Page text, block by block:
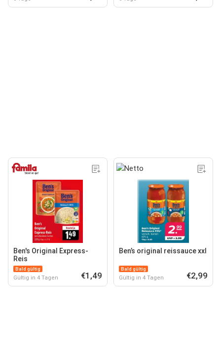
Ben's Original Express-
Reis
Bald gültig
Gültig in 4 Tagen €1,49
Ben’s original reissauce xxl
Bald gültig
Gültig in 4 Tagen €2,99